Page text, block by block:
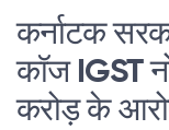
कर्नाटक
कॉज IGST
करोड़ के